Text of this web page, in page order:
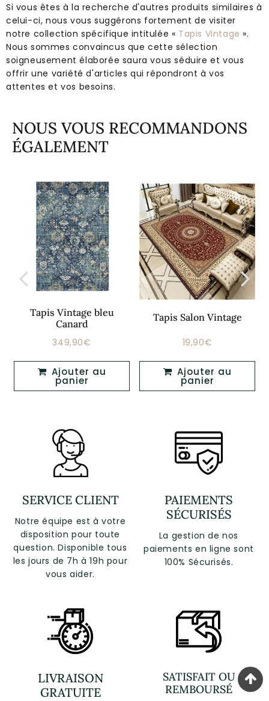
Si vous êtes à la recherche d'autres produits similaires à
celui-ci, nous vous suggérons fortement de visiter
notre collection spécifique intitulée « Tapis Vintage ».
Nous sommes convaincus que cette sélection
soigneusement élaborée saura vous séduire et vous
offrir une variété d'articles qui répondront à vos
attentes et vos besoins.
NOUS VOUS RECOMMANDONS
ÉGALEMENT
Tapis Vintage bleu
Canard
Prix
349,90€
panier
Tapis Salon Vintage
Prix
19,90€
panier
SERVICE CLIENT
Notre équipe est à votre
disposition pour toute
question. Disponible tous
les jours de 7h à 19h pour
vous aider.
PAIEMENTS
SÉCURISÉS
La gestion de nos
paiements en ligne sont
100% Sécurisés.
LIVRAISON
GRATUITE
SATISFAIT OU
REMBOURSÉ